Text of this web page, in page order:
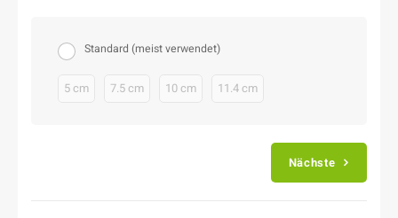
Standard (meist verwendet)
5 cm 7.5 cm 10 cm 11.4 cm
Nächste